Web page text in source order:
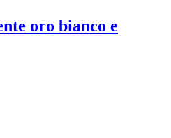
oro bianco e